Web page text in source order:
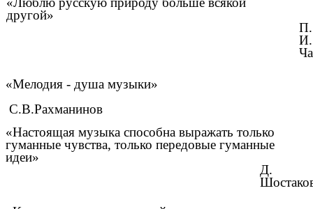
другой»
П.
И.
«Мелодия - душа музыки»
С.В.Рахманинов
«Настоящая музыка способна выражать только
гуманные чувства, только передовые гуманные
идеи»
Д.